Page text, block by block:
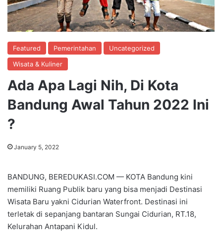
Featured Pemerintahan
Uncategorized
Wisata & Kuliner
Ada Apa Lagi Nih, Di Kota
Bandung Awal Tahun 2022 Ini
?
January 5, 2022
BANDUNG, BEREDUKASI.COM — KOTA Bandung kini
memiliki Ruang Publik baru yang bisa menjadi Destinasi
Wisata Baru yakni Cidurian Waterfront. Destinasi ini
terletak di sepanjang bantaran Sungai Cidurian, RT.18,
Kelurahan Antapani Kidul.